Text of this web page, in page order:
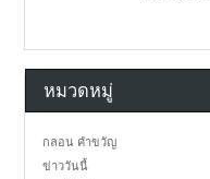
หมวดหมู่
กลอน คำขวัญ
ข่าววันนี้